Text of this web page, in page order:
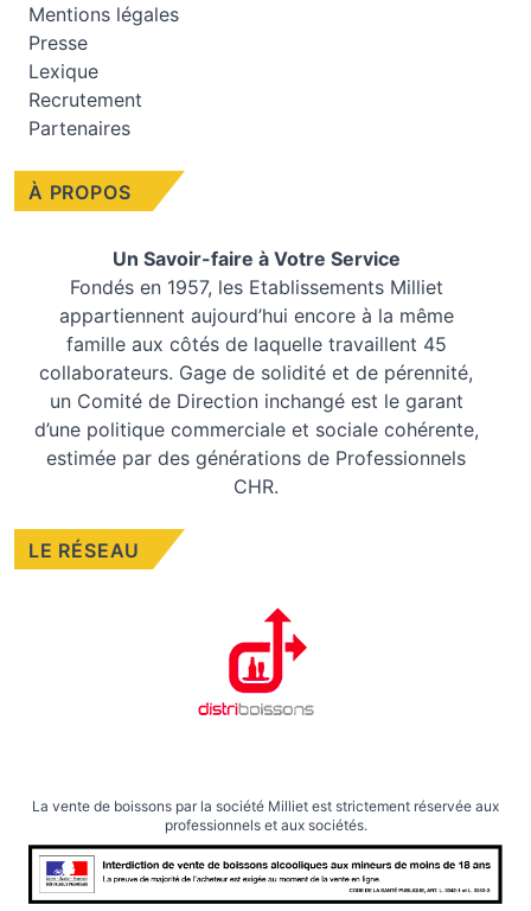
À PROPOS
Un Savoir-faire à Votre Service
Fondés en 1957, les Etablissements Milliet
appartiennent aujourd’hui encore à la même
famille aux côtés de laquelle travaillent 45
collaborateurs. Gage de solidité et de pérennité,
un Comité de Direction inchangé est le garant
d’une politique commerciale et sociale cohérente,
estimée par des générations de Professionnels
CHR.
LE RÉSEAU
Mentions légales
Presse
Lexique
Recrutement
Partenaires
La vente de boissons par la société Milliet est strictement réservée aux
professionnels et aux sociétés.